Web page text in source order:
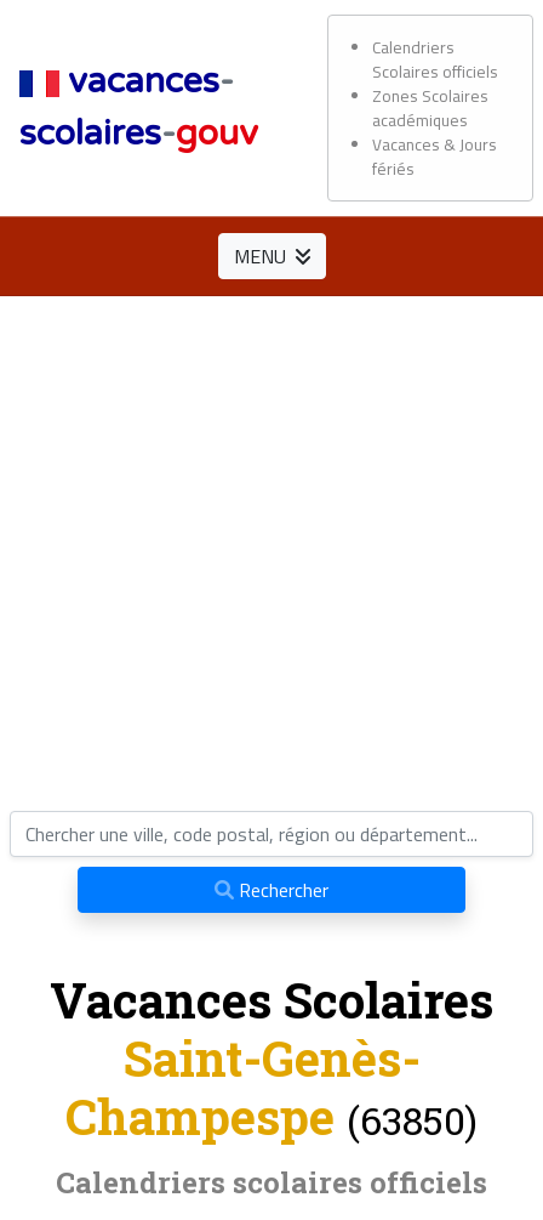
vacances-
scolaires-gouv
Calendriers
Scolaires officiels
Zones Scolaires
académiques
Vacances & Jours
fériés
MENU
Rechercher
Vacances Scolaires
Saint-Genès-
Champespe (63850)
Calendriers scolaires officiels